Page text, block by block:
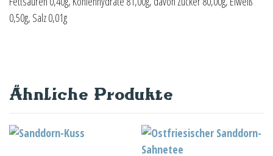
0,50g, Salz 0,01g
Ähnliche Produkte